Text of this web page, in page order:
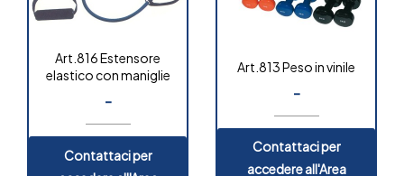
Art.816 Estensore
elastico con maniglie
-
Contattaci per
Art.813 Peso in vinile
-
Contattaci per
accedere all'Area